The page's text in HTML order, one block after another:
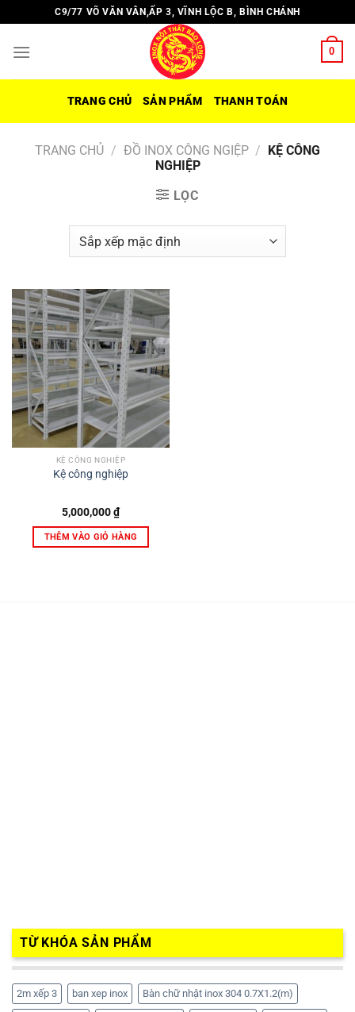
đến
nội
C9/77 VÕ VĂN VÂN,ẤP 3, VĨNH LỘC B, BÌNH CHÁNH
0
TRANG CHỦ SẢN PHẨM THANH TOÁN
TRANG CHỦ / ĐỒ INOX CÔNG NGIỆP / KỆ CÔNG
NGHIỆP
LỌC
KỆ CÔNG NGHIỆP
Kệ công nghiệp
5,000,000₫
THÊM VÀO GIỎ HÀNG
TỪ KHÓA SẢN PHẨM
2m xếp 3 ban xep inox Bàn chữ nhật inox 304 0.7X1.2(m)